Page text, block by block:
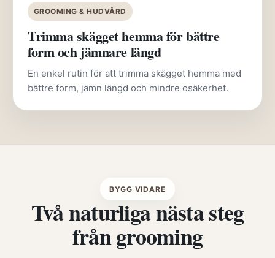
GROOMING & HUDVÅRD
Trimma skägget hemma för bättre
form och jämnare längd
En enkel rutin för att trimma skägget hemma med
bättre form, jämn längd och mindre osäkerhet.
BYGG VIDARE
Två naturliga nästa steg
från grooming